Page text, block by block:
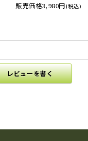
販売価格3,980円(税込)
レビューを書く